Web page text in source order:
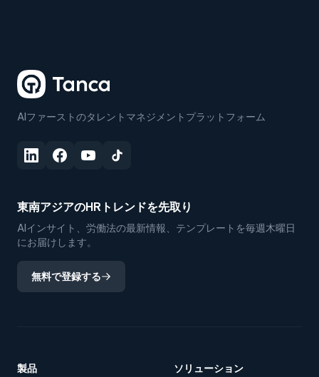
AIファーストのタレントマネジメントプラットフォーム
東南アジアのHRトレンドを先取り
AIインサイト、労働法の最新情報、テンプレートを毎週木曜日
にお届けします。
無料で登録する
製品 ソリューション